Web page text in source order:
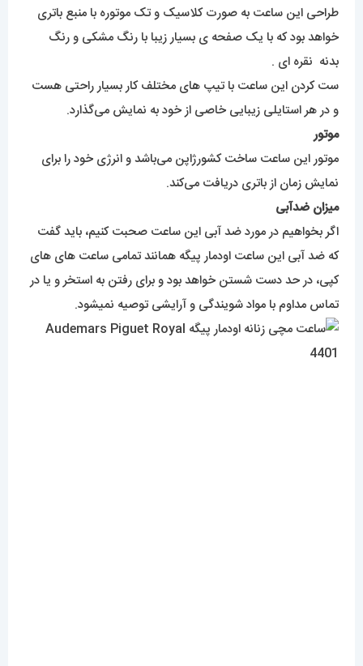
طراحی این ساعت به صورت کلاسیک و تک موتوره با منبع باتری
خواهد بود که با یک صفحه ی بسیار زیبا با رنگ مشکی و رنگ
بدنه نقره ای .
ست کردن این ساعت با تیپ های مختلف کار بسیار راحتی هست
و در هر استایلی زیبایی خاصی از خود به نمایش می‌گذارد.
موتور
موتور این ساعت ساخت کشورژاپن می‌باشد و انرژی خود را برای
نمایش زمان از باتری دریافت می‌کند.
میزان ضدآبی
اگر بخواهیم در مورد ضد آبی این ساعت صحبت کنیم، باید گفت
که ضد آبی این ساعت اودمار پیگه همانند تمامی ساعت های های
کپی، در حد دست شستن خواهد بود و برای رفتن به استخر و یا در
تماس مداوم با مواد شویندگی و آرایشی توصیه نمیشود.